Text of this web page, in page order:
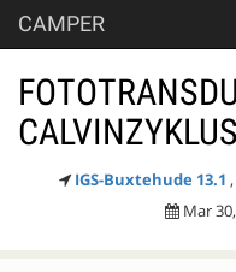
CAMPER
CALVINZYKLUS
IGS-Buxtehude 13.1
Mar 30,